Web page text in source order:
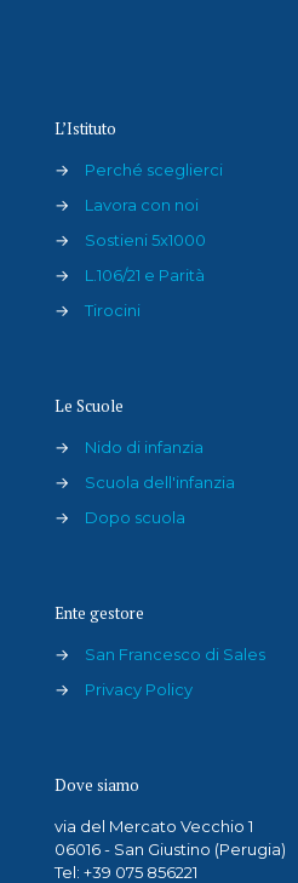
L’Istituto
→
Perché sceglierci
→
Lavora con noi
→
Sostieni 5x1000
→
L.106/21 e Parità
→
Tirocini
Le Scuole
→
Nido di infanzia
→
Scuola dell'infanzia
→
Dopo scuola
Ente gestore
→
San Francesco di Sales
→
Privacy Policy
Dove siamo
via del Mercato Vecchio 1
06016 - San Giustino (Perugia)
Tel: +39 075 856221